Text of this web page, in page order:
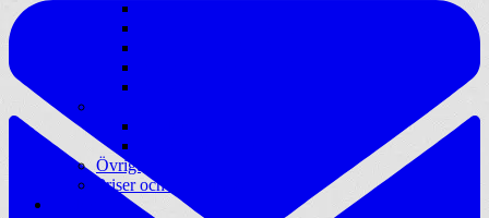
Övrigt
Priser och Utmärkelser